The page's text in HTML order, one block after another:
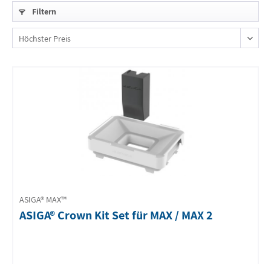
Filtern
ASIGA® MAX™
ASIGA® Crown Kit Set für MAX / MAX 2